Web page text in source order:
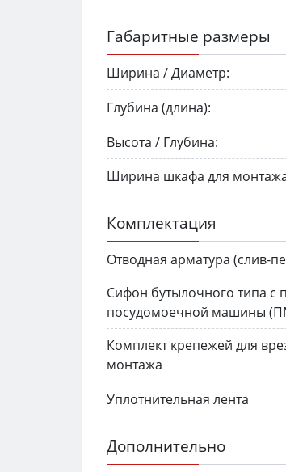
Габаритные размеры
Ширина / Диаметр:
Глубина (длина):
Высота / Глубина:
Ширина шкафа для
Комплектация
Отводная арматура (слив-
Сифон бутылочного типа с
посудомоечной машины
Комплект крепежей для
монтажа
Уплотнительная лента
Дополнительно